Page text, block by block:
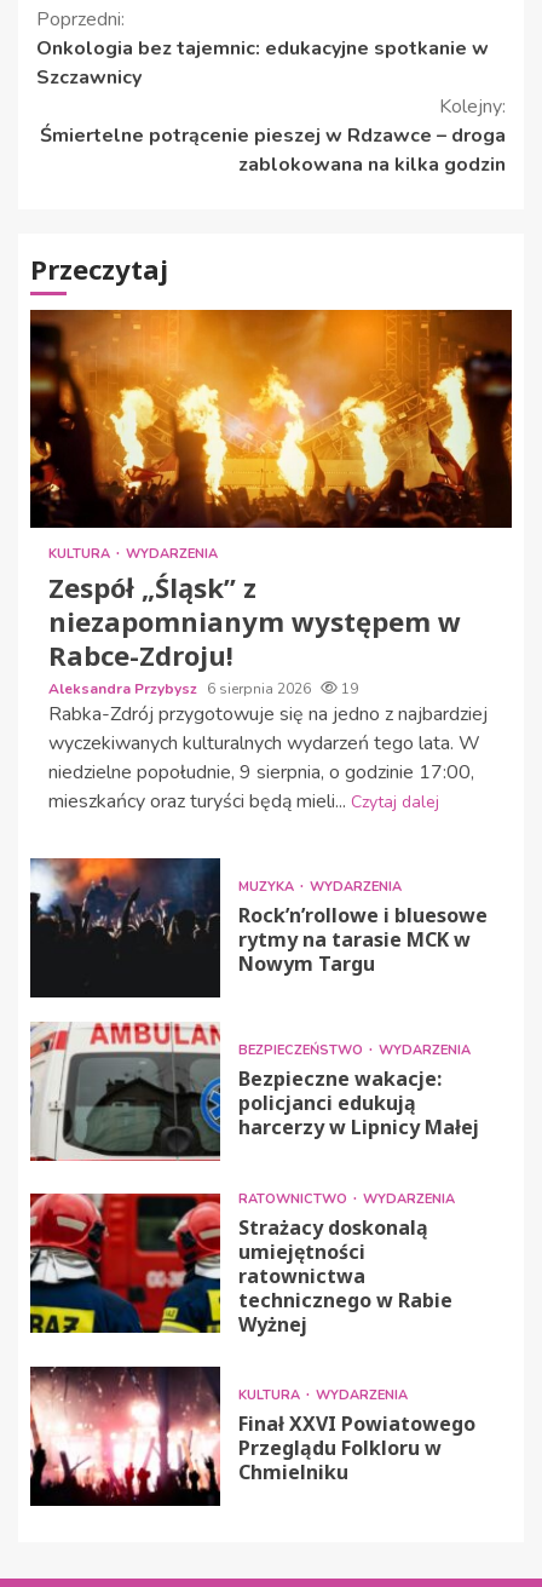
Kontynuuj
czytanie
Poprzedni:
Onkologia bez tajemnic: edukacyjne spotkanie w
Szczawnicy
Kolejny:
Śmiertelne potrącenie pieszej w Rdzawce – droga
zablokowana na kilka godzin
Przeczytaj
KULTURA WYDARZENIA
Zespół „Śląsk” z
niezapomnianym występem w
Rabce-Zdroju!
Aleksandra Przybysz 6 sierpnia 2026 19
Rabka-Zdrój przygotowuje się na jedno z najbardziej
wyczekiwanych kulturalnych wydarzeń tego lata. W
niedzielne popołudnie, 9 sierpnia, o godzinie 17:00,
mieszkańcy oraz turyści będą mieli... Czytaj dalej
MUZYKA WYDARZENIA
Rock’n’rollowe i bluesowe
rytmy na tarasie MCK w
Nowym Targu
BEZPIECZEŃSTWO WYDARZENIA
Bezpieczne wakacje:
policjanci edukują
harcerzy w Lipnicy Małej
RATOWNICTWO WYDARZENIA
Strażacy doskonalą
umiejętności
ratownictwa
technicznego w Rabie
Wyżnej
KULTURA WYDARZENIA
Finał XXVI Powiatowego
Przeglądu Folkloru w
Chmielniku